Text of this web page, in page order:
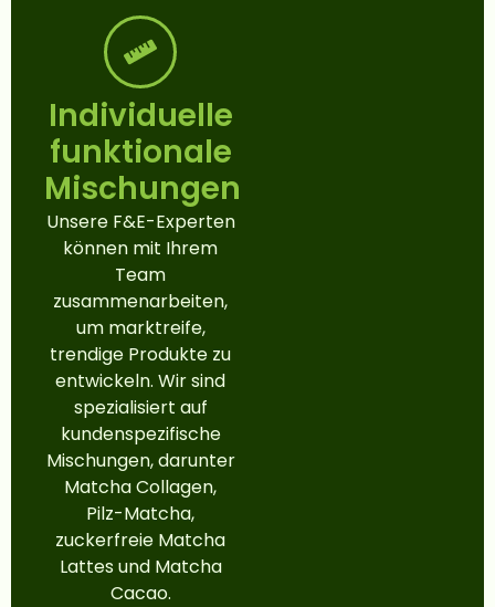
Individuelle
funktionale
Mischungen
Unsere F&E-Experten
können mit Ihrem
Team
zusammenarbeiten,
um marktreife,
trendige Produkte zu
entwickeln. Wir sind
spezialisiert auf
kundenspezifische
Mischungen, darunter
Matcha Collagen,
Pilz-Matcha,
zuckerfreie Matcha
Lattes und Matcha
Cacao.